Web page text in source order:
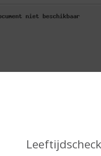
Leeftijdscheck